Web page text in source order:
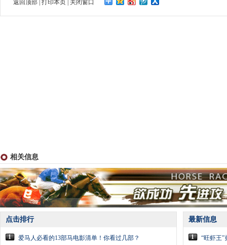
返回顶部 打印本页 关闭窗口
相关信息
点击排行
1
爱马人必看的13部马电影清单！你看过几部？
最新信息
1
“旺虾王”